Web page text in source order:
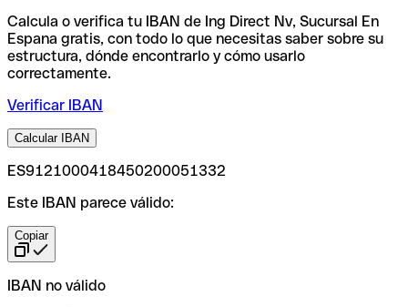
Calcula o verifica tu IBAN de Ing Direct Nv, Sucursal En
Espana gratis, con todo lo que necesitas saber sobre su
estructura, dónde encontrarlo y cómo usarlo
correctamente.
Verificar IBAN
Calcular IBAN
ES9121000418450200051332
Este IBAN parece válido:
Copiar
IBAN no válido